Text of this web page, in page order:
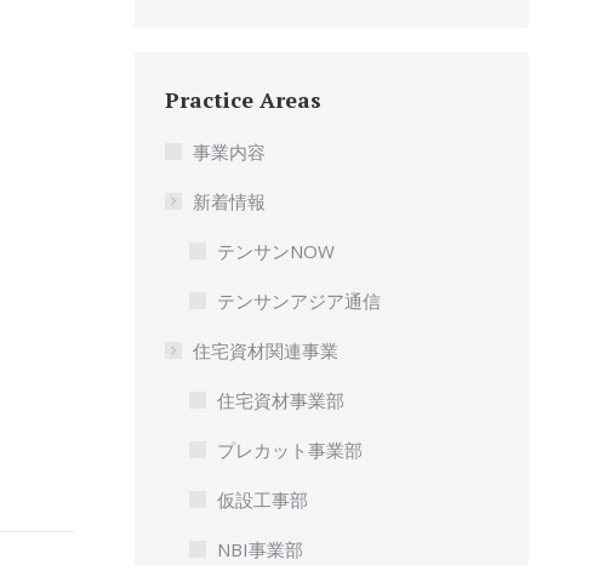
Practice Areas
事業内容
新着情報
テンサンNOW
テンサンアジア通信
住宅資材関連事業
住宅資材事業部
プレカット事業部
仮設工事部
NBI事業部